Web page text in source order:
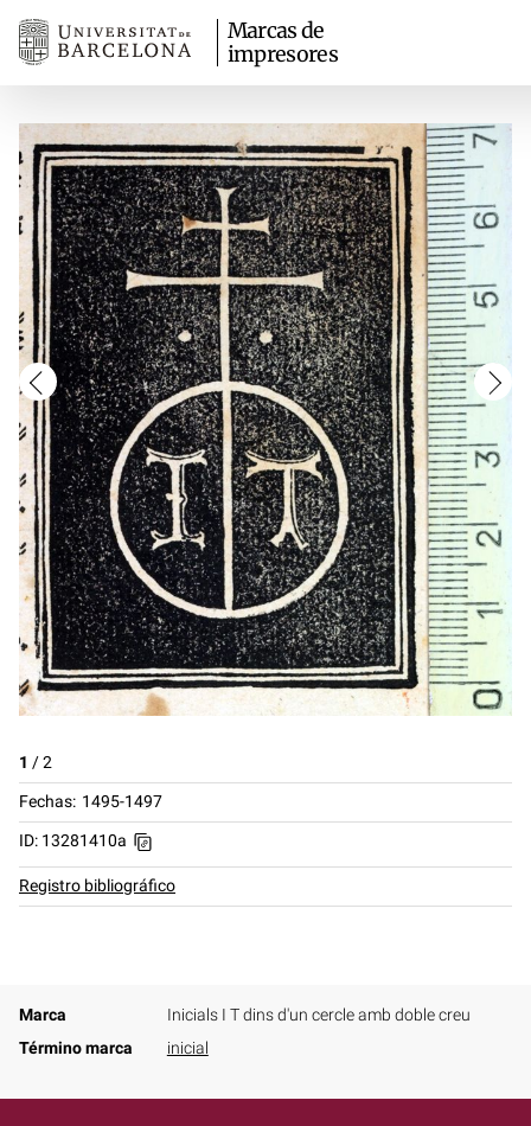
Marcas de
impresores
1 /2
Fechas 1495-1497
ID: 13281410a
Registro bibliográfico
Marca
Inicials I T dins d'un cercle amb doble creu
Término marca
inicial